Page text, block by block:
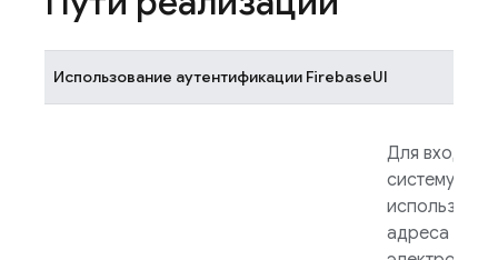
Использование аутентификации FirebaseUI
Для входа в
систему с
адреса